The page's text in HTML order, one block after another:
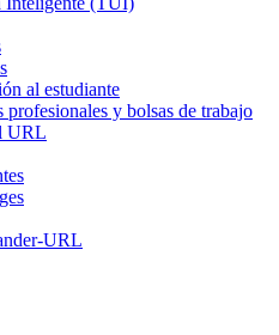
al estudiante
profesionales y bolsas de trabajo
URL
URL